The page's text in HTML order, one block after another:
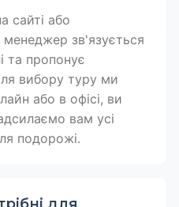
сайті або
зв'язується
та пропонує
вибору туру ми
або в офісі, ви
вам усі
подорожі.